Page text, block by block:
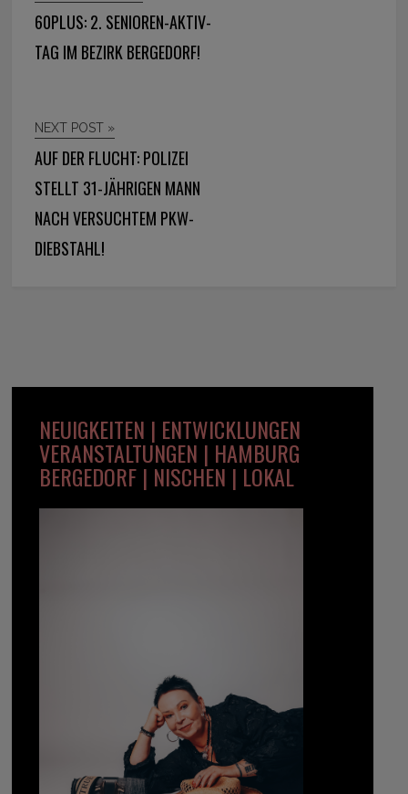
60PLUS: 2. SENIOREN-AKTIV-
TAG IM BEZIRK BERGEDORF!
NEXT POST »
AUF DER FLUCHT: POLIZEI
STELLT 31-JÄHRIGEN MANN
NACH VERSUCHTEM PKW-
DIEBSTAHL!
NEUIGKEITEN | ENTWICKLUNGEN
VERANSTALTUNGEN | HAMBURG
BERGEDORF | NISCHEN | LOKAL